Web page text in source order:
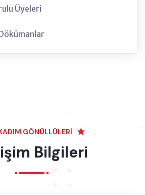
Üyeleri
GÖNÜLLÜLERİ
Bilgileri